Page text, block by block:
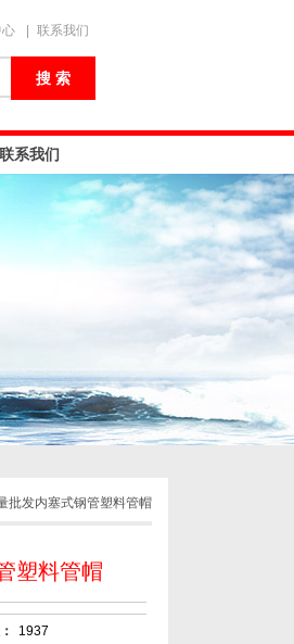
心 联系我们
联系我们
批发内塞式钢管塑料管帽
塑料管帽
1937